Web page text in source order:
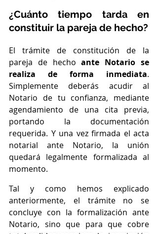
¿Cuánto tiempo tarda en
constituir la pareja de hecho?
El trámite de constitución de la
pareja de hecho ante Notario se
realiza de forma inmediata.
Simplemente deberás acudir al
Notario de tu confianza, mediante
agendamiento de una cita previa,
portando la documentación
requerida. Y una vez firmada el acta
notarial ante Notario, la unión
quedará legalmente formalizada al
momento.
Tal y como hemos explicado
anteriormente, el trámite no se
concluye con la formalización ante
Notario, sino que para que cobre